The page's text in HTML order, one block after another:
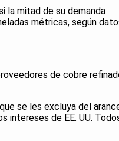
la mitad de su demanda
métricas, según
de cobre
se les excluya del
intereses de EE. UU.